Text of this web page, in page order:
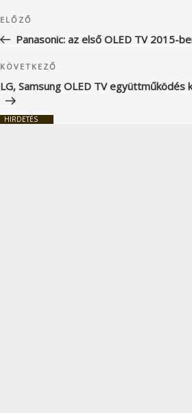
navigáció
Korábbi
bejegyzés
ELŐZŐ
Panasonic: az első OLED TV 2015-
Következő
bejegyzés
KÖVETKEZŐ
LG, Samsung OLED TV együttműködés
HIRDETÉS